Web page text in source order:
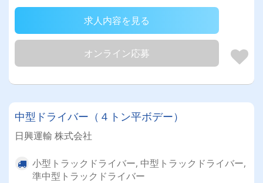
求人内容を見る
オンライン応募
中型ドライバー（４トン平ボデー）
日興運輸 株式会社
小型トラックドライバー, 中型トラックドライバー,
準中型トラックドライバー